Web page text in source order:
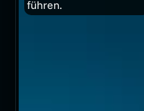
führen.